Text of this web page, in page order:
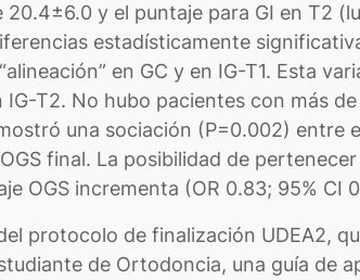
y el puntaje para GI en T2
estadísticamente
en GC y en IG-T1. Esta
T2. No hubo pacientes con más
una sociación (P=0.002) entre
final. La posibilidad de pertenecer
OGS incrementa (OR 0.83; 95% CI
protocolo de finalización UDEA2,
de Ortodoncia, una guía de